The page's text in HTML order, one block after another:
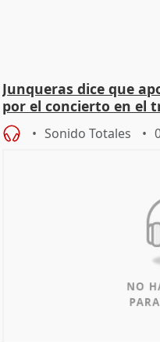
Junqueras dice que
por el concierto en el
Sonido Totales